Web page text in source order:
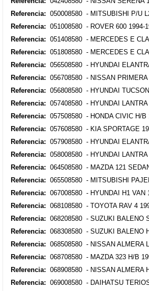
Referencia: 050008580 - MITSUBISHI P/U
Referencia: 051008580 - ROVER 600 1994-
Referencia: 051408580 - MERCEDES E
Referencia: 051808580 - MERCEDES E
Referencia: 056508580 - HYUNDAI
Referencia: 056708580 - NISSAN PRIMERA
Referencia: 056808580 - HYUNDAI
Referencia: 057408580 - HYUNDAI LANTRA
Referencia: 057508580 - HONDA CIVIC H/
Referencia: 057608580 - KIA SPORTAGE
Referencia: 057908580 - HYUNDAI
Referencia: 058008580 - HYUNDAI
Referencia: 064508580 - MAZDA 121
Referencia: 065508580 - MITSUBISHI
Referencia: 067008580 - HYUNDAI H1 VAN
Referencia: 068108580 - TOYOTA RAV 4
Referencia: 068208580 - SUZUKI BALENO
Referencia: 068308580 - SUZUKI BALENO
Referencia: 068508580 - NISSAN ALMERA
Referencia: 068708580 - MAZDA 323 H/B
Referencia: 068908580 - NISSAN ALMERA
Referencia: 069008580 - DAIHATSU